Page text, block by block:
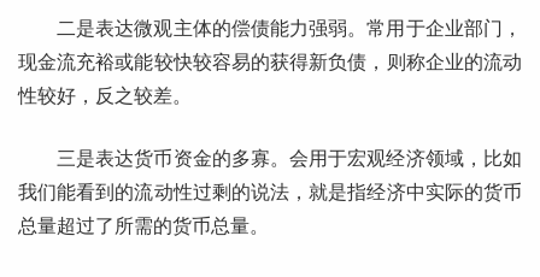
二是表达微观主体的偿债能力强弱。常用于企业部门，
现金流充裕或能较快较容易的获得新负债，则称企业的流动
性较好，反之较差。
三是表达货币资金的多寡。会用于宏观经济领域，比如
我们能看到的流动性过剩的说法，就是指经济中实际的货币
总量超过了所需的货币总量。